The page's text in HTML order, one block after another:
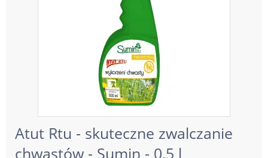
Atut Rtu - skuteczne zwalczanie
chwastów - Sumin - 0,5 l